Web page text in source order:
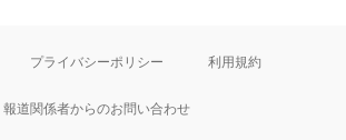
プライバシーポリシー 利用規約
報道関係者からのお問い合わせ